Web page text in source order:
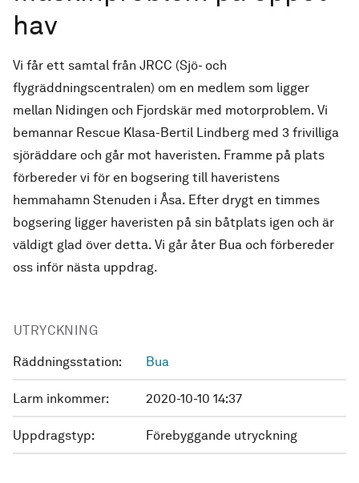
hav
Vi får ett samtal från JRCC (Sjö- och
flygräddningscentralen) om en medlem som ligger
mellan Nidingen och Fjordskär med motorproblem. Vi
bemannar Rescue Klasa-Bertil Lindberg med 3 frivilliga
sjöräddare och går mot haveristen. Framme på plats
förbereder vi för en bogsering till haveristens
hemmahamn Stenuden i Åsa. Efter drygt en timmes
bogsering ligger haveristen på sin båtplats igen och är
väldigt glad över detta. Vi går åter Bua och förbereder
oss inför nästa uppdrag.
UTRYCKNING
Räddningsstation: Bua
Larm inkommer: 2020-10-10 14:37
Uppdragstyp: Förebyggande utryckning